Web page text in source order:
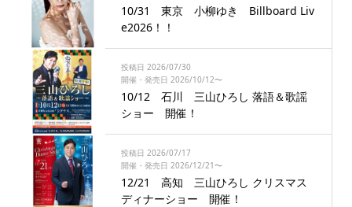
10/31 東京 小柳ゆき Billboard Liv
e2026！！
投稿日 2026/07/30
開催・発売日 2026/10/12〜
10/12 石川 三山ひろし 落語＆歌謡
ショー 開催！
投稿日 2026/07/17
開催・発売日 2026/12/21〜
12/21 高知 三山ひろし クリスマス
ディナーショー 開催！